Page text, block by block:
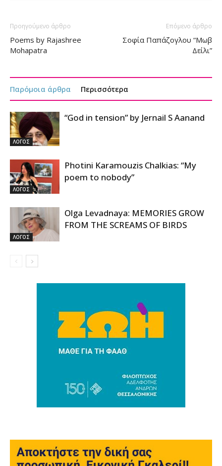
Προηγούμενο άρθρο
Poems by Rajashree
Mohapatra
Επόμενο άρθρο
Σοφία Παπάζογλου “Μωβ
Δείλι”
Παρόμοια άρθρα Περισσότερα
ΛΟΓΟΣ
“God in tension” by Jernail S Aanand
ΛΟΓΟΣ
Photini Karamouzis Chalkias: “My
poem to nobody”
ΛΟΓΟΣ
Olga Levadnaya: MEMORIES GROW
FROM THE SCREAMS OF BIRDS